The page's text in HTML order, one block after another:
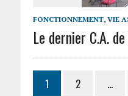
FONCTIONNEMENT, VIE
Le dernier C.A.
1 2 …